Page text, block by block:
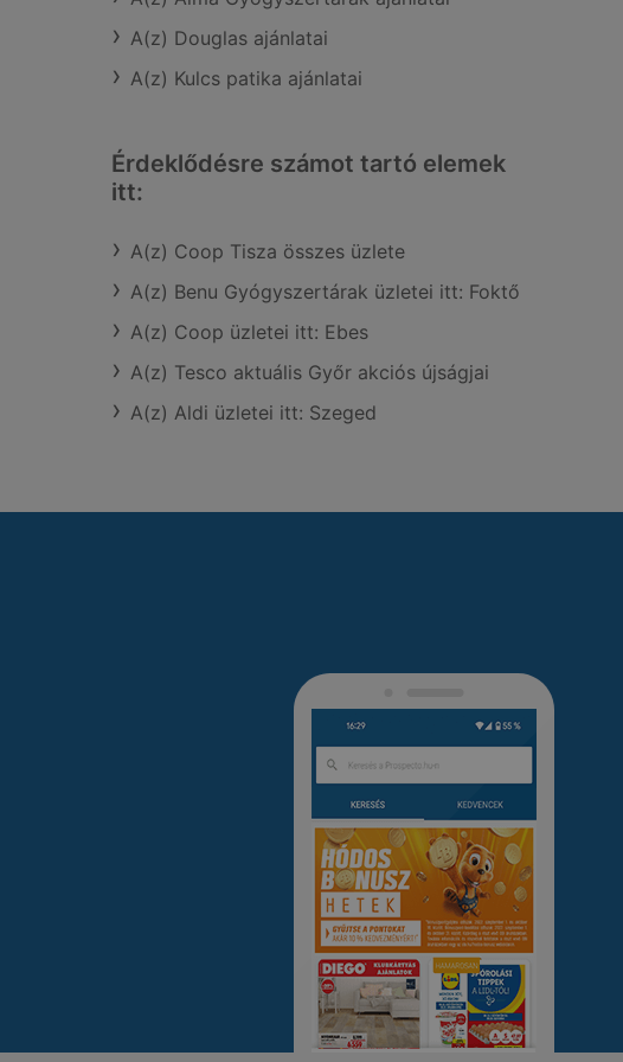
A(z) Douglas ajánlatai
A(z) Kulcs patika ajánlatai
Érdeklődésre számot tartó elemek
itt:
A(z) Coop Tisza összes üzlete
A(z) Benu Gyógyszertárak üzletei itt: Foktő
A(z) Coop üzletei itt: Ebes
A(z) Tesco aktuális Győr akciós újságjai
A(z) Aldi üzletei itt: Szeged